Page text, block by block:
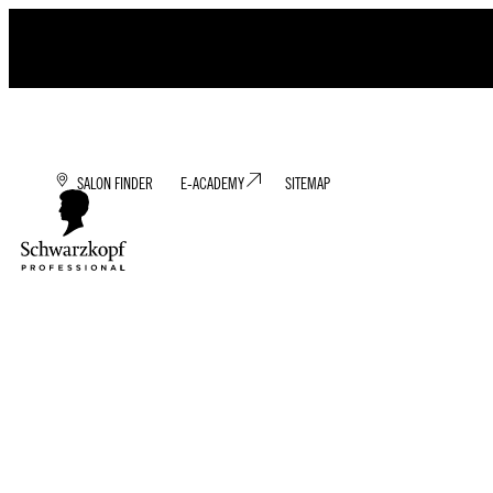
SALON FINDER E-ACADEMY SITEMAP